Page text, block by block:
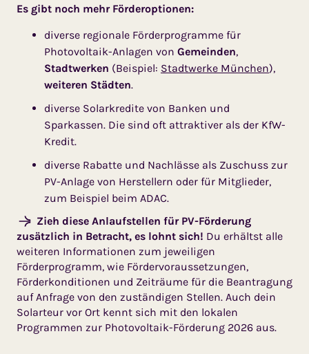
Es gibt noch mehr Förderoptionen:
diverse regionale Förderprogramme für
Photovoltaik-Anlagen von Gemeinden,
Stadtwerken (Beispiel: Stadtwerke München),
weiteren Städten.
diverse Solarkredite von Banken und
Sparkassen. Die sind oft attraktiver als der KfW-
Kredit.
diverse Rabatte und Nachlässe als Zuschuss zur
PV-Anlage von Herstellern oder für Mitglieder,
zum Beispiel beim ADAC.
Zieh diese Anlaufstellen für PV-Förderung
zusätzlich in Betracht, es lohnt sich! Du erhältst alle
weiteren Informationen zum jeweiligen
Förderprogramm, wie Fördervoraussetzungen,
Förderkonditionen und Zeiträume für die Beantragung
auf Anfrage von den zuständigen Stellen. Auch dein
Solarteur vor Ort kennt sich mit den lokalen
Programmen zur Photovoltaik-Förderung 2026 aus.